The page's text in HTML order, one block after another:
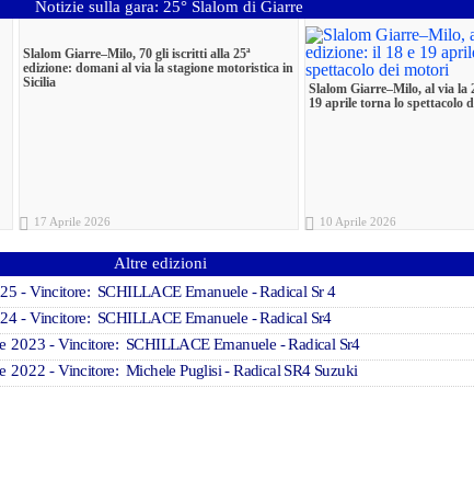
Slalom Giarre–Milo, 70 gli iscritti alla 25ª
edizione: domani al via la stagione motoristica in
Sicilia
17 Aprile 2026
Slalom Giarre–Milo, al via la
19 aprile torna lo spettacolo
10 Aprile 2026
Notizie sulla gara: 25° Slalom di Giarre
Altre edizioni
- Vincitore: SCHILLACE Emanuele - Radical Sr 4
- Vincitore: SCHILLACE Emanuele - Radical Sr4
2023 - Vincitore: SCHILLACE Emanuele - Radical Sr4
2022 - Vincitore: Michele Puglisi - Radical SR4 Suzuki